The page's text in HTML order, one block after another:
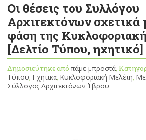
Οι θέσεις του Συλλόγου
Αρχιτεκτόνων σχετικά
φάση της
[Δελτίο Τύπου, ηχητικό]
Δημοσιεύτηκε από πάμε μπροστά,
Τύπου, Ηχητικά, Κυκλοφοριακή Μελέτη,
Σύλλογος Αρχιτεκτόνων Έβρου